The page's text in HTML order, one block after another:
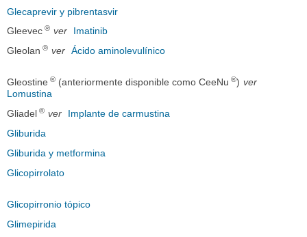
Glecaprevir y pibrentasvir
Gleevec ® ver
Imatinib
Gleolan ® ver Ácido aminolevulínico
Gleostine ® (anteriormente disponible como CeeNu ®) ver
Lomustina
Gliadel ® ver
Implante de carmustina
Gliburida
Gliburida y metformina
Glicopirrolato
Glicopirronio tópico
Glimepirida